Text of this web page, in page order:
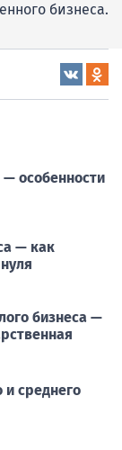
бизнеса.
— особенности
— как
бизнеса —
и среднего